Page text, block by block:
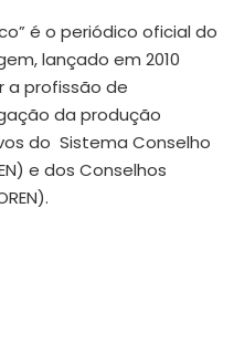
é o periódico oficial do
lançado em 2010
profissão de
da produção
do Sistema Conselho
e dos Conselhos